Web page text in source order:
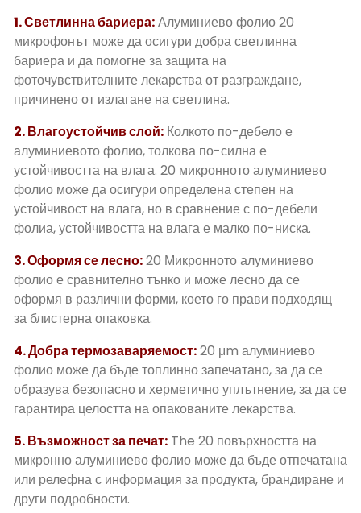
1. Светлинна бариера:Алуминиево фолио 20
микрофонът може да осигури добра светлинна
бариера и да помогне за защита на
фоточувствителните лекарства от разграждане,
причинено от излагане на светлина.
2. Влагоустойчив слой: Колкото по-дебело е
алуминиевото фолио, толкова по-силна е
устойчивостта на влага. 20 микронното алуминиево
фолио може да осигури определена степен на
устойчивост на влага, но в сравнение с по-дебели
фолиа, устойчивостта на влага е малко по-ниска.
3. Оформя се лесно:20 Микронното алуминиево
фолио е сравнително тънко и може лесно да се
оформя в различни форми, което го прави подходящ
за блистерна опаковка.
4. Добра термозаваряемост:20 μm алуминиево
фолио може да бъде топлинно запечатано, за да се
образува безопасно и херметично уплътнение, за да се
гарантира целостта на опакованите лекарства.
5. Възможност за печат: The 20 повърхността на
микронно алуминиево фолио може да бъде отпечатана
или релефна с информация за продукта, брандиране и
други подробности.